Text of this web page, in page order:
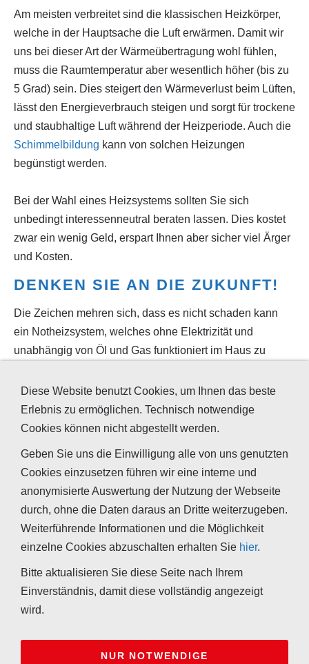
Am meisten verbreitet sind die klassischen Heizkörper,
welche in der Hauptsache die Luft erwärmen. Damit wir
uns bei dieser Art der Wärmeübertragung wohl fühlen,
muss die Raumtemperatur aber wesentlich höher (bis zu
5 Grad) sein. Dies steigert den Wärmeverlust beim Lüften,
lässt den Energieverbrauch steigen und sorgt für trockene
und staubhaltige Luft während der Heizperiode. Auch die
Schimmelbildung kann von solchen Heizungen
begünstigt werden.
Bei der Wahl eines Heizsystems sollten Sie sich
unbedingt interessenneutral beraten lassen. Dies kostet
zwar ein wenig Geld, erspart Ihnen aber sicher viel Ärger
und Kosten.
DENKEN SIE AN DIE ZUKUNFT!
Die Zeichen mehren sich, dass es nicht schaden kann
ein Notheizsystem, welches ohne Elektrizität und
unabhängig von Öl und Gas funktioniert im Haus zu
dimensionierter Grundofen, der mittig im Haus platziert
weite Bereiche mit Wärmestrahlung versorgen kann.
Diesen dürfen Sie gerne überdimensionieren, wenn Sie
ihm ein Heizregister verpassen, welches die
überschüssige Wärme an einen Schichtenspeicher
abführt, der diese dann der Warmwasserbereitung oder
der Beheizung der übrigen Räume zur Verfügung stellt.
Widerrufsrecht für Verbraucher
Tappeser GmbH - Hauptstraße 32 - 69198 Schriesheim -+49
(0)6220-32793-0-info@tappeser.de
Diese Website benutzt Cookies, um Ihnen das beste
Erlebnis zu ermöglichen. Technisch notwendige
Cookies können nicht abgestellt werden.
Geben Sie uns die Einwilligung alle von uns genutzten
Cookies einzusetzen führen wir eine interne und
anonymisierte Auswertung der Nutzung der Webseite
durch, ohne die Daten daraus an Dritte weiterzugeben.
Weiterführende Informationen und die Möglichkeit
einzelne Cookies abzuschalten erhalten Sie hier.
Bitte aktualisieren Sie diese Seite nach Ihrem
Einverständnis, damit diese vollständig angezeigt
wird.
NUR NOTWENDIGE